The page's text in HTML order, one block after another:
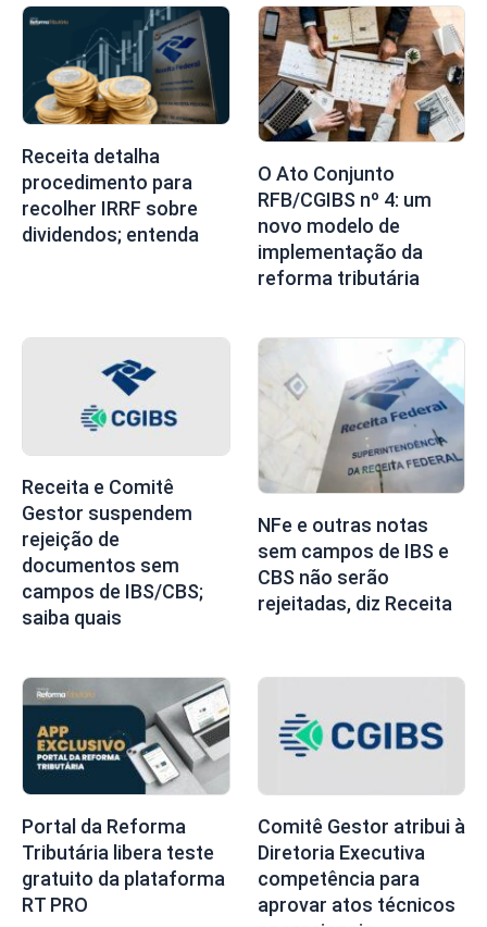
Receita detalha
procedimento para
recolher IRRF sobre
dividendos; entenda
O Ato Conjunto
RFB/CGIBS nº 4: um
novo modelo de
implementação da
reforma tributária
Receita e Comitê
Gestor suspendem
rejeição de
documentos sem
campos de IBS/CBS;
saiba quais
NFe e outras notas
sem campos de IBS e
CBS não serão
rejeitadas, diz Receita
Portal da Reforma
Tributária libera teste
gratuito da plataforma
RT PRO
Comitê Gestor atribui à
Diretoria Executiva
competência para
aprovar atos técnicos